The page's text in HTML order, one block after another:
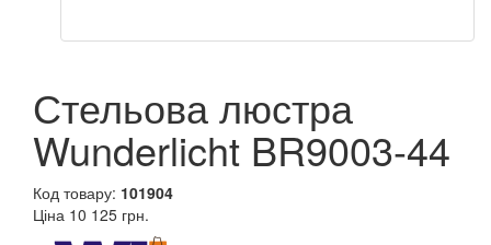
Стельова люстра
Wunderlicht BR9003-44
Код товару: 101904
Ціна 10 125 грн.